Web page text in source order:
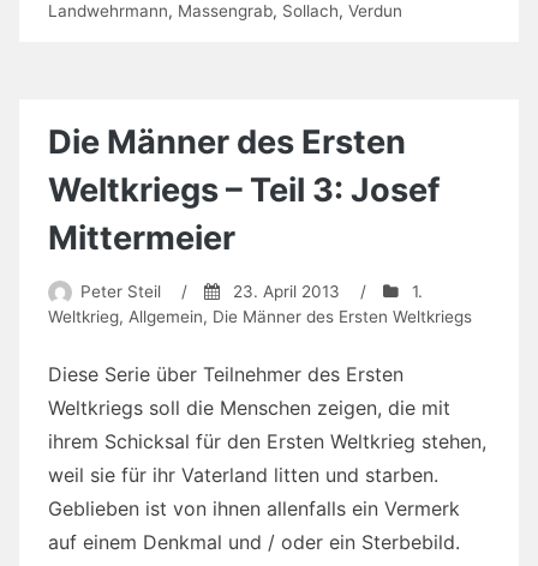
Landwehrmann, Massengrab, Sollach, Verdun
Die Männer des Ersten
Weltkriegs – Teil 3: Josef
Mittermeier
Peter Steil / 23. April 2013 /
1.
Weltkrieg, Allgemein, Die Männer des Ersten Weltkriegs
Diese Serie über Teilnehmer des Ersten
Weltkriegs soll die Menschen zeigen, die mit
ihrem Schicksal für den Ersten Weltkrieg stehen,
weil sie für ihr Vaterland litten und starben.
Geblieben ist von ihnen allenfalls ein Vermerk
auf einem Denkmal und / oder ein Sterbebild.